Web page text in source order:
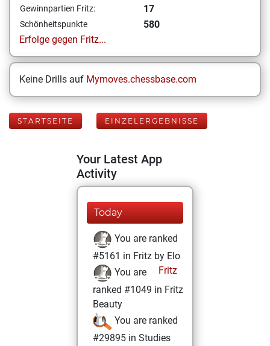
Gewinnpartien Fritz: 17
Schönheitspunkte
580
Erfolge gegen Fritz...
Keine Drills auf Mymoves.chessbase.com
STARTSEITE EINZELERGEBNISSE
Your Latest App
Activity
Today
You are ranked
#5161 in Fritz by Elo
Fritz
You are
ranked #1049 in Fritz
Beauty
You are ranked
#29895 in Studies